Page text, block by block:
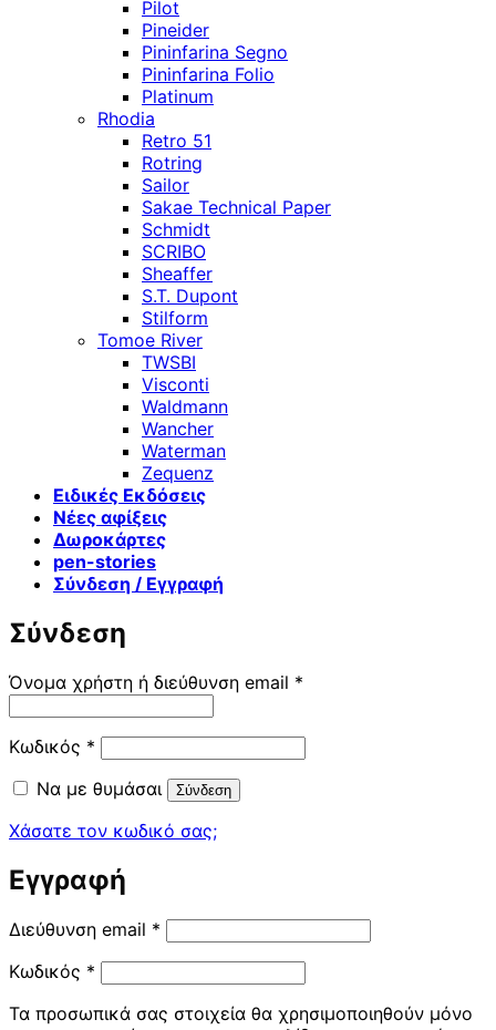
Pilot
Pineider
Pininfarina Segno
Pininfarina Folio
Platinum
Rhodia
Retro 51
Rotring
Sailor
Sakae Technical Paper
Schmidt
SCRIBO
Sheaffer
S.T. Dupont
Stilform
Tomoe River
TWSBI
Visconti
Waldmann
Wancher
Waterman
Zequenz
Ειδικές Εκδόσεις
Νέες αφίξεις
Δωροκάρτες
pen-stories
Σύνδεση / Εγγραφή
Σύνδεση
Όνομα χρήστη ή διεύθυνση email *
Κωδικός * Απαιτείται
Να με θυμάσαι
Σύνδεση
Χάσατε τον κωδικό σας;
Εγγραφή
Διεύθυνση email * Απαιτείται
Κωδικός * Απαιτείται
Τα προσωπικά σας στοιχεία θα χρησιμοποιηθούν μόνο